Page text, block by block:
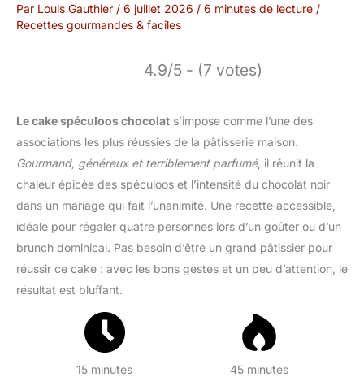
Par Louis Gauthier / 6 juillet 2026 / 6 minutes de lecture /
Recettes gourmandes & faciles
4.9/5 - (7 votes)
Le cake spéculoos chocolat s’impose comme l’une des
associations les plus réussies de la pâtisserie maison.
Gourmand, généreux et terriblement parfumé, il réunit la
chaleur épicée des spéculoos et l’intensité du chocolat noir
dans un mariage qui fait l’unanimité. Une recette accessible,
idéale pour régaler quatre personnes lors d’un goûter ou d’un
brunch dominical. Pas besoin d’être un grand pâtissier pour
réussir ce cake : avec les bons gestes et un peu d’attention, le
résultat est bluffant.
15 minutes 45 minutes